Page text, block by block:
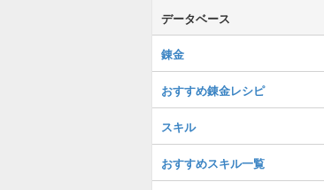
データベース
錬金
おすすめ錬金レシピ
スキル
おすすめスキル一覧